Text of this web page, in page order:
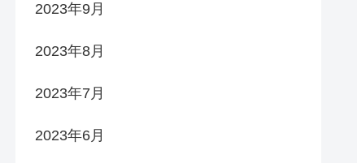
2023年9月
2023年8月
2023年7月
2023年6月